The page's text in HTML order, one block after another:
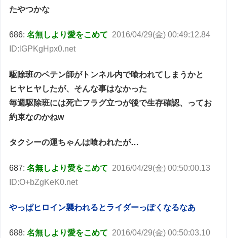
たやつかな
686:名無しより愛をこめて 2016/04/29(金) 00:49:12.84
ID:lGPKgHpx0.net
駆除班のペテン師がトンネル内で喰われてしまうかと
ヒヤヒヤしたが、そんな事はなかった
毎週駆除班には死亡フラグ立つが後で生存確認、ってお
約束なのかねw
タクシーの運ちゃんは喰われたが…
687:名無しより愛をこめて 2016/04/29(金) 00:50:00.13
ID:O+bZgKeK0.net
やっぱヒロイン襲われるとライダーっぽくなるなあ
688:名無しより愛をこめて 2016/04/29(金) 00:50:03.10